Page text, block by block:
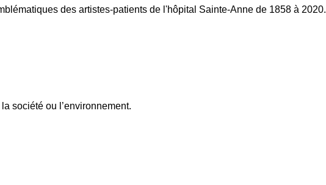
des artistes-patients de l'hôpital Sainte-Anne de 1858 à 2020.
société ou l’environnement.